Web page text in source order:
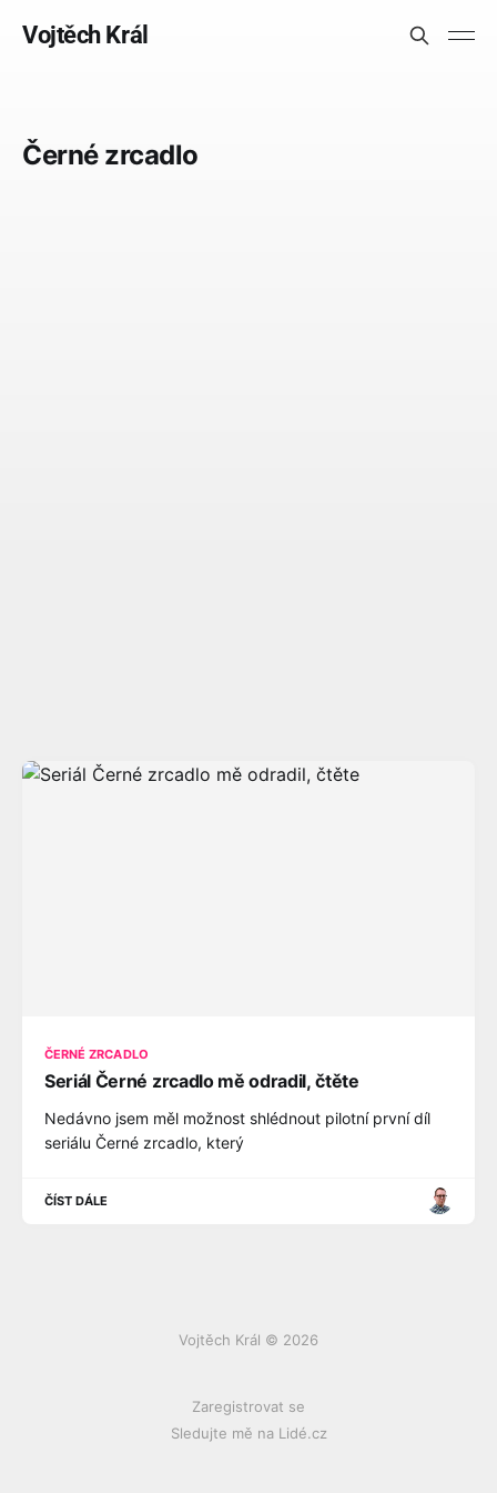
Vojtěch Král
Černé zrcadlo
ČERNÉ ZRCADLO
Seriál Černé zrcadlo mě odradil, čtěte
Nedávno jsem měl možnost shlédnout pilotní první díl
seriálu Černé zrcadlo, který
ČÍST DÁLE
Vojtěch Král © 2026
Zaregistrovat se
Sledujte mě na Lidé.cz